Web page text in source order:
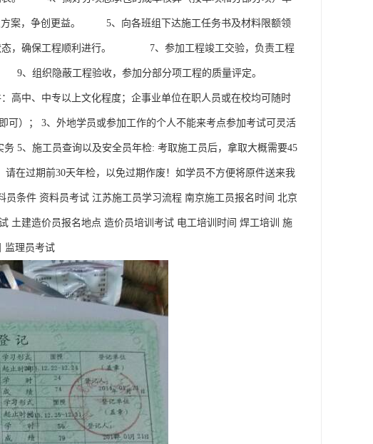
方案，争创更益。 5、向各班组下达施工任务书及材料限额领
态，确保工程顺利进行。 7、参加工程竣工交验，负责工程
、组织隐蔽工程验收，参加分部分项工程的质量评定。
高中、中专以上文化程度；企事业单位在职人员或在校均可随时
）； 3、外地学员或参加工作的个人不能来考点参加考试可灵活
5、施工员查询以及安全员年检: 考取施工员后，拿取大概需要45
在过期前30天年检，以免过期作废！如学员不方便将原件送来我
件 资料员考试 江苏施工员学习流程 南京施工员报名时间 北京
土建造价员报名地点 造价员培训考试 电工培训时间 焊工培训 施
监理员考试